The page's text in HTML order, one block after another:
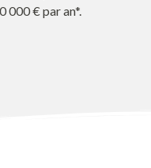
000 € par an*.